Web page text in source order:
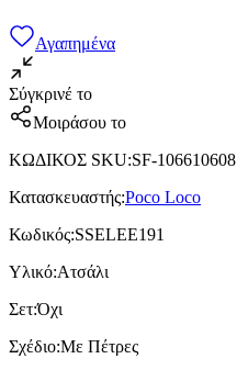
Αγαπημένα
Σύγκρινέ το
Μοιράσου το
ΚΩΔΙΚΟΣ SKU:SF-106610608
Κατασκευαστής:Poco Loco
Κωδικός:SSELEE191
Υλικό:Ατσάλι
Σετ:Όχι
Σχέδιο:Με Πέτρες